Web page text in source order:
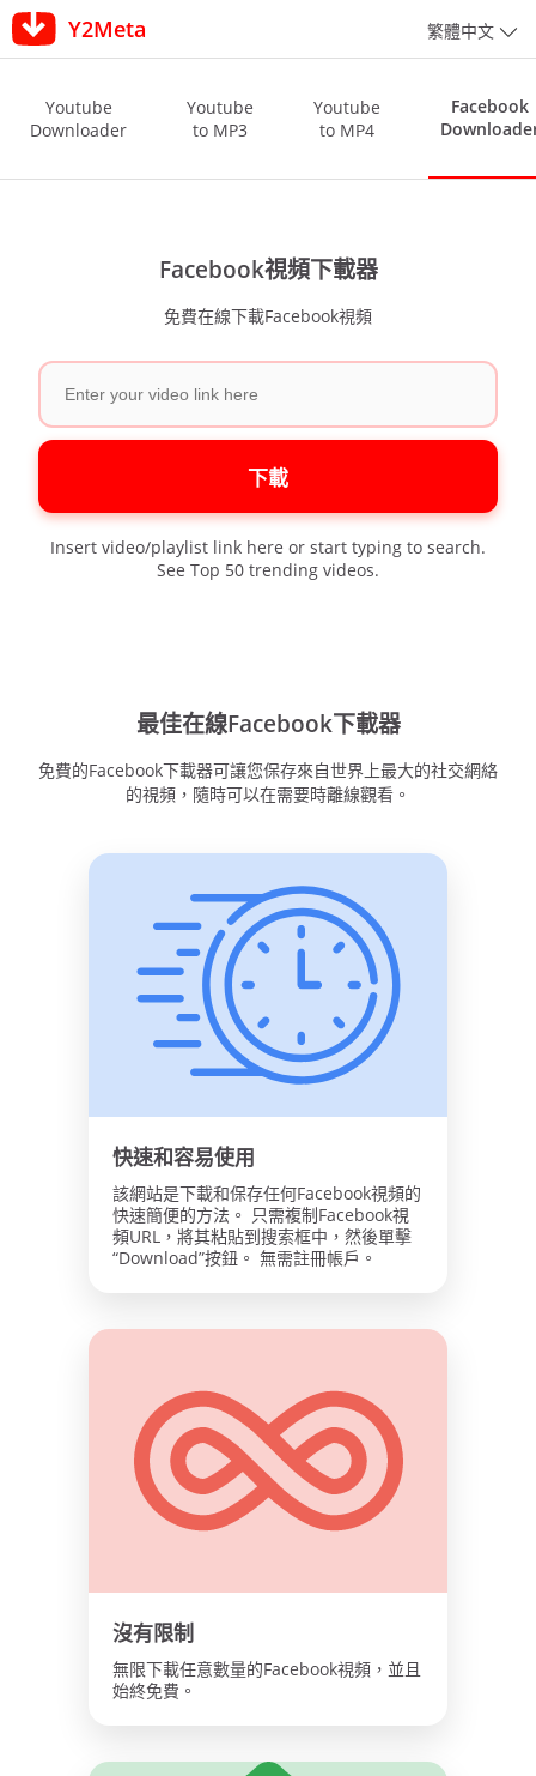
Y2Meta 繁體中文
Youtube
Downloader
Youtube
to MP3
Youtube
to MP4
Facebook
Facebook視頻下載器
免費在線下載Facebook視頻
下載
Insert video/playlist link here or start typing to search.
See Top 50 trending videos.
最佳在線Facebook下載器
免費的Facebook下載器可讓您保存來自世界上最大的社交網絡
的視頻，隨時可以在需要時離線觀看。
快速和容易使用
該網站是下載和保存任何Facebook視頻的
快速簡便的方法。 只需複制Facebook視
頻URL，將其粘貼到搜索框中，然後單擊
“Download”按鈕。 無需註冊帳戶。
沒有限制
無限下載任意數量的Facebook視頻，並且
始終免費。